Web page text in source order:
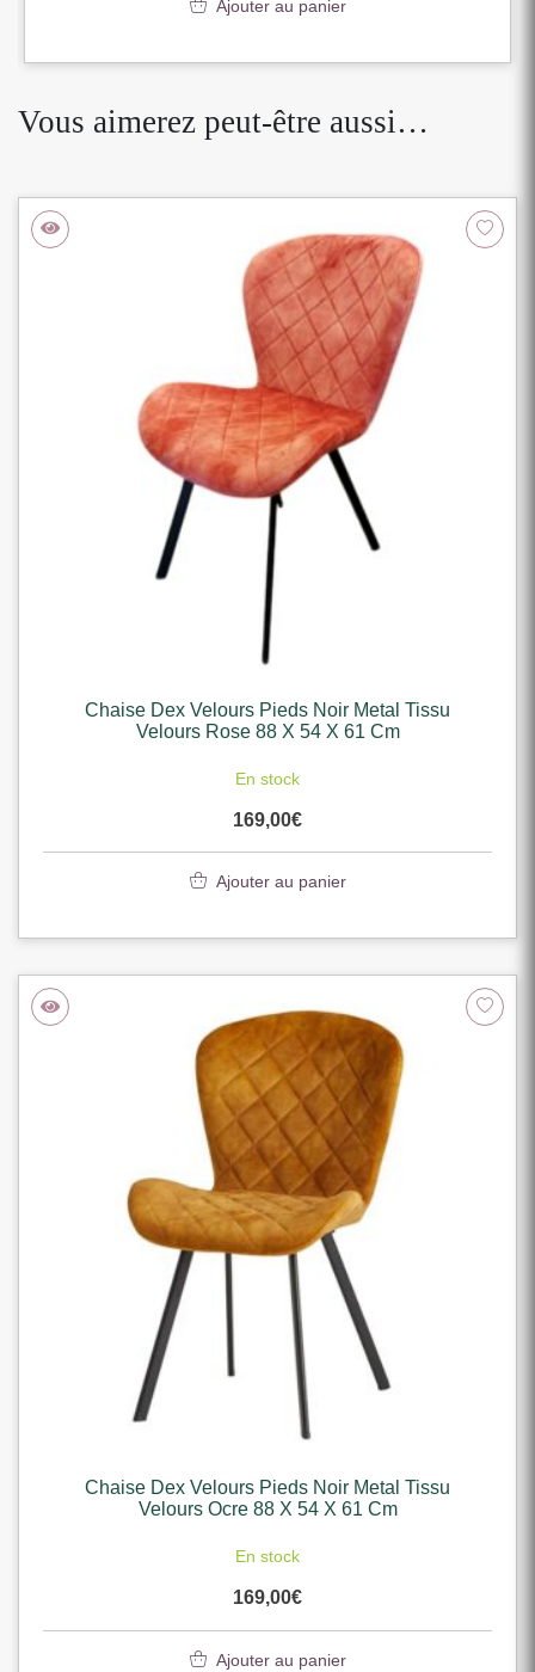
Ajouter au panier
Vous aimerez peut-être aussi…
Chaise Dex Velours Pieds Noir Metal Tissu
Velours Rose 88 X 54 X 61 Cm
En stock
169,00€
Ajouter au panier
Chaise Dex Velours Pieds Noir Metal Tissu
Velours Ocre 88 X 54 X 61 Cm
En stock
169,00€
Ajouter au panier